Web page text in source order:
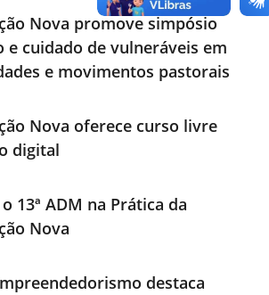
Nova promove simpósio
e cuidado de vulneráveis em
e movimentos pastorais
Nova oferece curso livre
digital
13ª ADM na Prática da
Nova
destaca